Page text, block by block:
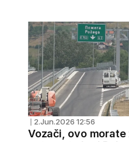
❘ 2.Jun.2026 12:56
Vozači, ovo morate